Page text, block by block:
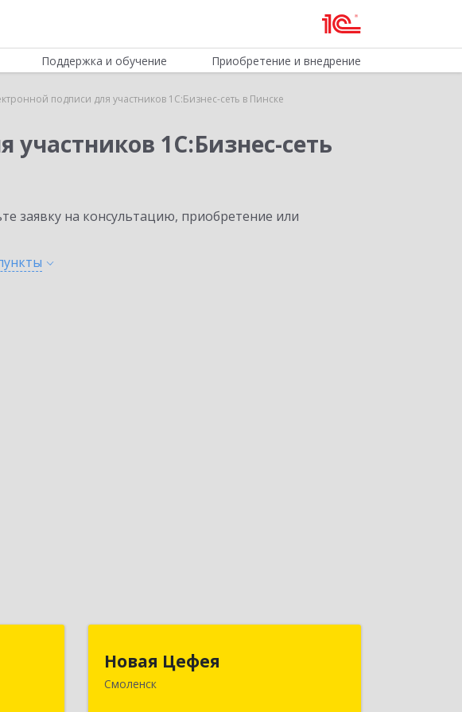
Поддержка и обучение Приобретение и внедрение
подписи для участников 1С:Бизнес-сеть в Пинске
1С:Бизнес-сеть
заявку на консультацию, приобретение или
Новая Цефея
Смоленск
214018, Смоленская обл, Смоленск г,